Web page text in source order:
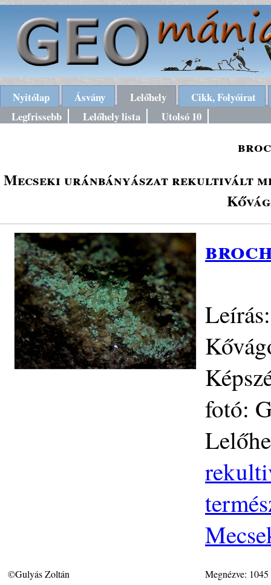
Nyitólap Ásvány Lelőhely
Cikk, Folyóirat
Legfrissebb
Lelőhely lista Utolsó 10
Mecseki uránbányászat rekultivált
fotó:
©Gulyás Zoltán Megnézve: